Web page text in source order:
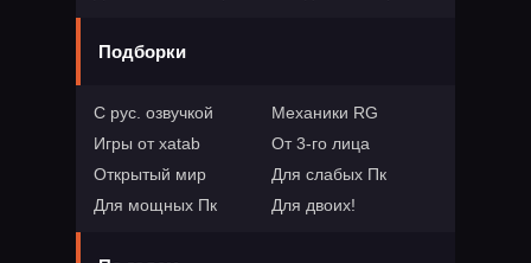
Подборки
С рус. озвучкой
Механики RG
Игры от xatab
От 3-го лица
Открытый мир
Для слабых Пк
Для мощных Пк
Для двоих!